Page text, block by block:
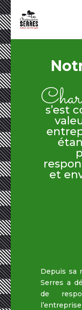
s’est
et
Depuis sa
Serres a
de